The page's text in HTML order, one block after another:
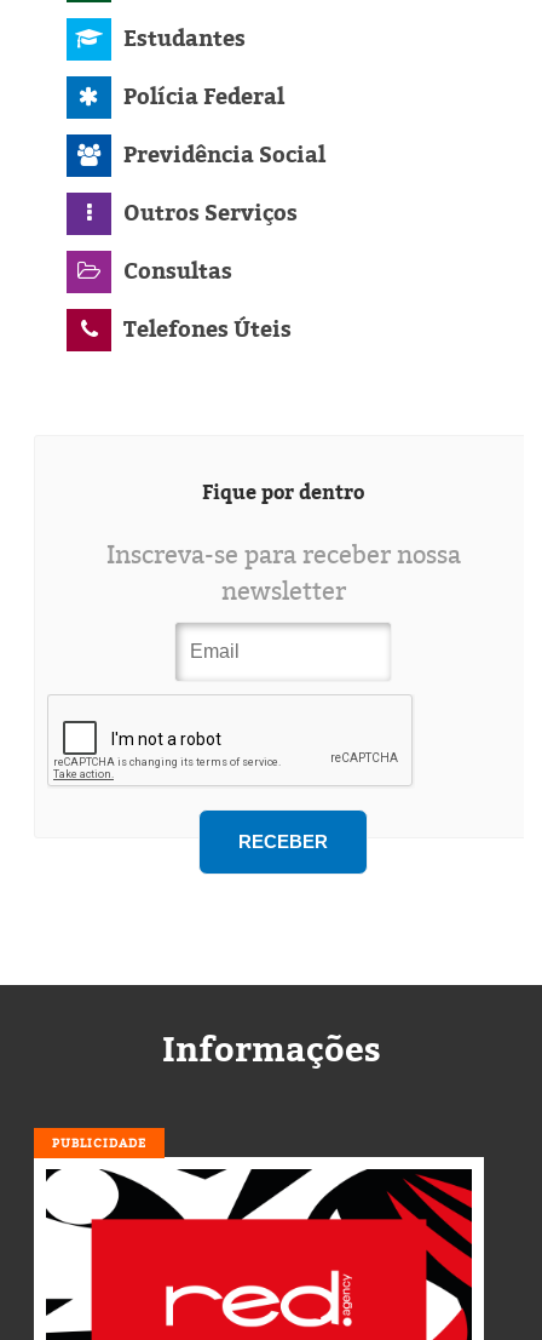
Estudantes
Polícia Federal
Previdência Social
Outros Serviços
Consultas
Telefones Úteis
Fique por dentro
Inscreva-se para receber nossa
newsletter
Informações
PUBLICIDADE